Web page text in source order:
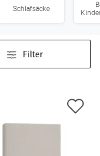
Schlafsäcke
Filter